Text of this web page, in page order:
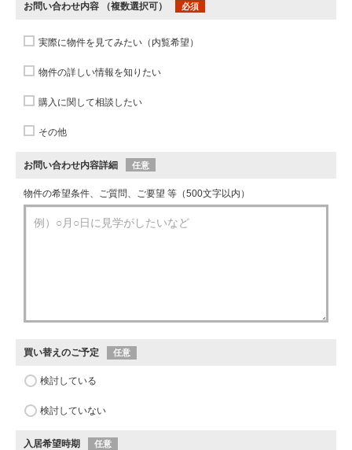
お問い合わせ内容 （複数選択可） 必須
実際に物件を見てみたい（内覧希望）
物件の詳しい情報を知りたい
購入に関して相談したい
その他
お問い合わせ内容詳細 任意
物件の希望条件、ご質問、ご要望 等（500文字以内）
買い替えのご予定 任意
検討している
検討していない
入居希望時期 任意